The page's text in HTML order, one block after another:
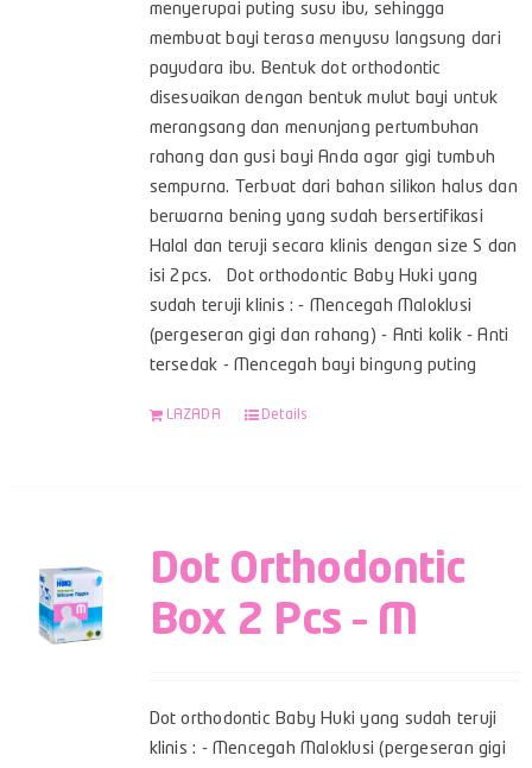
menyerupai puting susu ibu, sehingga
membuat bayi terasa menyusu langsung dari
payudara ibu. Bentuk dot orthodontic
disesuaikan dengan bentuk mulut bayi untuk
merangsang dan menunjang pertumbuhan
rahang dan gusi bayi Anda agar gigi tumbuh
sempurna. Terbuat dari bahan silikon halus dan
berwarna bening yang sudah bersertifikasi
Halal dan teruji secara klinis dengan size S dan
isi 2pcs. Dot orthodontic Baby Huki yang
sudah teruji klinis : - Mencegah Maloklusi
(pergeseran gigi dan rahang) - Anti kolik - Anti
tersedak - Mencegah bayi bingung puting
LAZADA Details
Dot Orthodontic
Box 2 Pcs – M
Dot orthodontic Baby Huki yang sudah teruji
klinis : - Mencegah Maloklusi (pergeseran gigi